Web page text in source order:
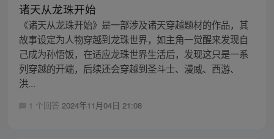
诸天从龙珠开始
《诸天从龙珠开始》是一部涉及诸天穿越题材的作品，其
故事设定为人物穿越到龙珠世界，如主角一觉醒来发现自
己成为孙悟饭，在适应龙珠世界生活后，发现这只是一系
列穿越的开端，后续还会穿越到圣斗士、漫威、西游、
洪...
1 个回答 2024年11月04日 21:08